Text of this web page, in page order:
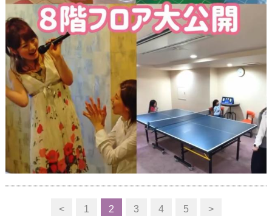
< 1 2 3 4 5 >